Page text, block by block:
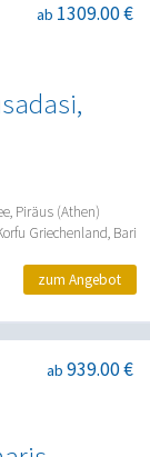
ab 1309.00 €
Piräus (Athen)
Griechenland, Bari
zum Angebot
ab 939.00 €